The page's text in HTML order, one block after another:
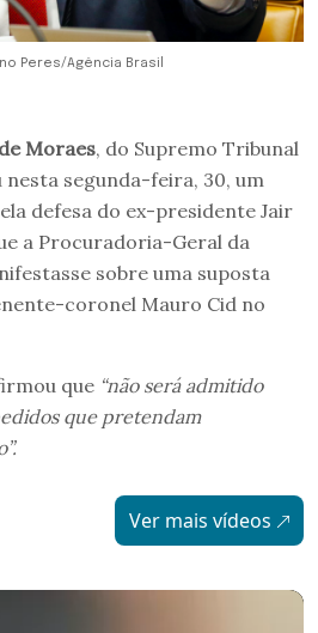
Peres/Agência Brasil
Moraes, do Supremo Tribunal
nesta segunda-feira, 30, um
defesa do ex-presidente Jair
a Procuradoria-Geral da
sobre uma suposta
coronel Mauro Cid no
que “não será admitido
que pretendam
Ver mais vídeos